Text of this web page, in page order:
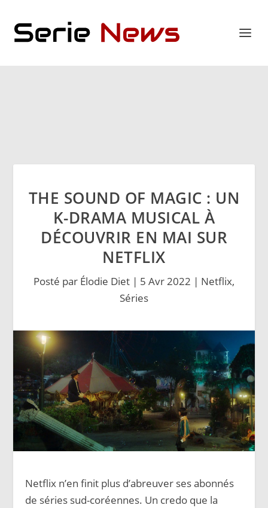
THE SOUND OF MAGIC : UN
K-DRAMA MUSICAL À
DÉCOUVRIR EN MAI SUR
NETFLIX
Posté par Élodie Diet | 5 Avr 2022 | Netflix,
Séries
Netflix n’en finit plus d’abreuver ses abonnés
de séries sud-coréennes. Un credo que la